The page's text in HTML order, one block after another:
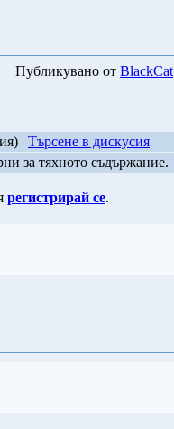
Публикувано от BlackCat
| Търсене в дискусия
за тяхното съдържание.
регистрирай се.